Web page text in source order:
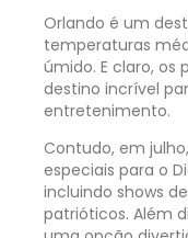
Orlando é um
temperaturas
úmido. E claro,
destino incrível
entretenimento.
Contudo, em
especiais para o
incluindo shows
patrióticos. Além